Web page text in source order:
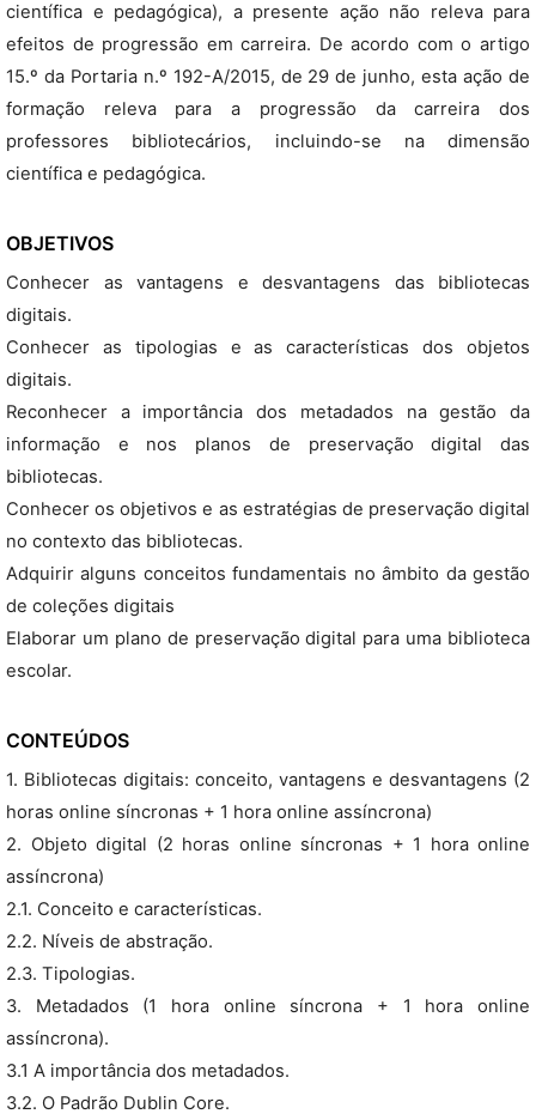
científica e pedagógica), a presente ação não releva para
efeitos de progressão em carreira. De acordo com o artigo
15.º da Portaria n.º 192-A/2015, de 29 de junho, esta ação de
formação releva para a progressão da carreira dos
professores bibliotecários, incluindo-se na dimensão
científica e pedagógica.
OBJETIVOS
Conhecer as vantagens e desvantagens das bibliotecas
digitais.
Conhecer as tipologias e as características dos objetos
digitais.
Reconhecer a importância dos metadados na gestão da
informação e nos planos de preservação digital das
bibliotecas.
Conhecer os objetivos e as estratégias de preservação digital
no contexto das bibliotecas.
Adquirir alguns conceitos fundamentais no âmbito da gestão
de coleções digitais
Elaborar um plano de preservação digital para uma biblioteca
escolar.
CONTEÚDOS
1. Bibliotecas digitais: conceito, vantagens e desvantagens (2
horas online síncronas + 1 hora online assíncrona)
2. Objeto digital (2 horas online síncronas + 1 hora online
assíncrona)
2.1. Conceito e características.
2.2. Níveis de abstração.
2.3. Tipologias.
3. Metadados (1 hora online síncrona + 1 hora online
assíncrona).
3.1 A importância dos metadados.
3.2. O Padrão Dublin Core.